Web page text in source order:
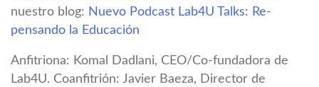
nuestro blog: Nuevo Podcast Lab4U Talks: Re-
pensando la Educación
Anfitriona: Komal Dadlani, CEO/Co-fundadora de
Lab4U. Coanfitrión: Javier Baeza, Director de